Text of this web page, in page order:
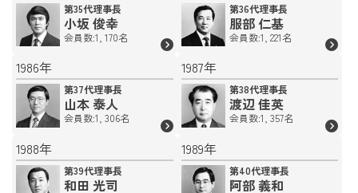
第35代理事長
小坂 俊幸
会員数:1, 170名
第36代理事長
服部 仁基
会員数:1, 221名
1986年
第37代理事長
山本 泰人
会員数:1, 306名
1987年
第38代理事長
渡辺 佳英
会員数:1, 357名
1988年
第39代理事長
和田 光司
1989年
第40代理事長
阿部 義和